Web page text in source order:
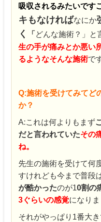
吸収されるみたいです
キもなければなにか
く
「 どんな施術？」と
生の手が痛みとか悪い
るようなそんな施術で
Q:施術を受けてみてど
か？
A:これは何よりもまず
だと言われていたその
ね。
先生の施術を受けて何
すけれども今まで普段
が酷かったのが10割の
3ぐらいの感覚になりま
それがやっぱり1番大き